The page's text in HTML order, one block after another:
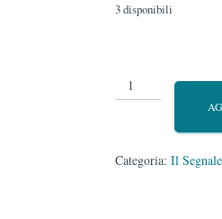
3 disponibili
Segnale.
ricerca
Categoria: Il